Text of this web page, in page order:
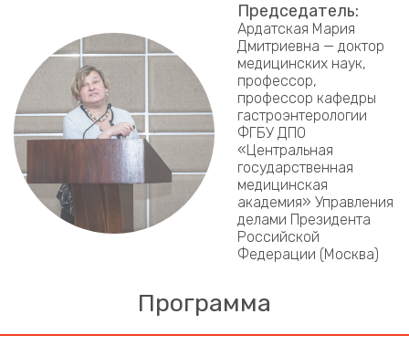
Председатель:
Ардатская Мария
Дмитриевна — доктор
медицинских наук,
профессор,
профессор кафедры
гастроэнтерологии
ФГБУ ДПО
«Центральная
государственная
медицинская
академия» Управления
делами Президента
Российской
Федерации (Москва)
Программа